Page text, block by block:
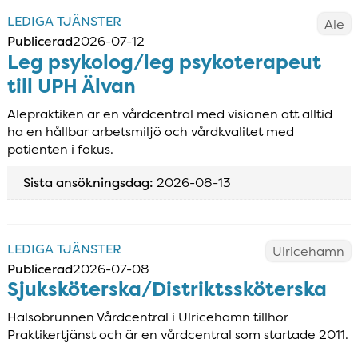
Ale
LEDIGA TJÄNSTER
Publicerad2026-07-12
Leg psykolog/leg psykoterapeut
till UPH Älvan
Alepraktiken är en vårdcentral med visionen att alltid
ha en hållbar arbetsmiljö och vårdkvalitet med
patienten i fokus.
Sista ansökningsdag: 2026-08-13
Ulricehamn
LEDIGA TJÄNSTER
Publicerad2026-07-08
Sjuksköterska/Distriktssköterska
Hälsobrunnen Vårdcentral i Ulricehamn tillhör
Praktikertjänst och är en vårdcentral som startade 2011.